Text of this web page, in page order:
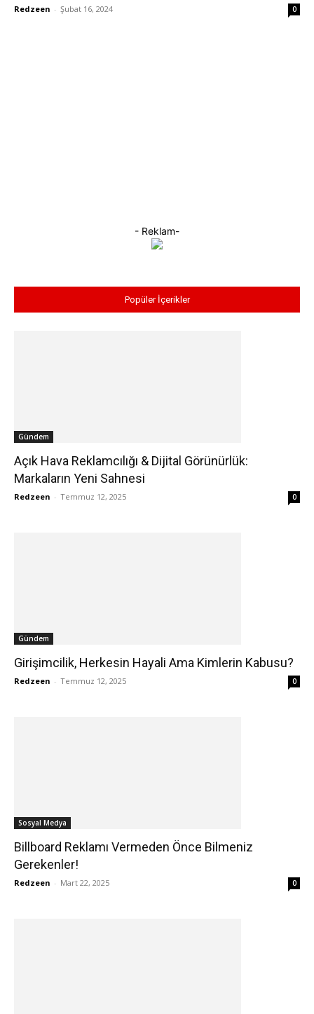
Redzeen - Şubat 16, 2024 0
- Reklam-
Popüler İçerikler
Gündem
Açık Hava Reklamcılığı & Dijital Görünürlük:
Markaların Yeni Sahnesi
Redzeen - Temmuz 12, 2025 0
Gündem
Girişimcilik, Herkesin Hayali Ama Kimlerin Kabusu?
Redzeen - Temmuz 12, 2025 0
Sosyal Medya
Billboard Reklamı Vermeden Önce Bilmeniz
Gerekenler!
Redzeen - Mart 22, 2025 0